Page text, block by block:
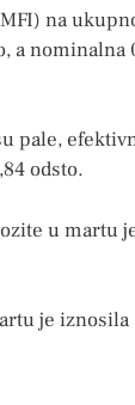
na
a
pale,
odsto.
u martu
je iznosila